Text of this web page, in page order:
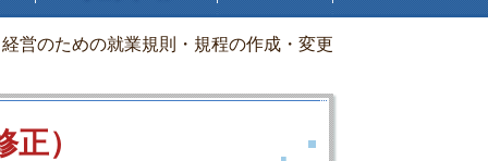
経営のための就業規則・規程の作成・変更
）